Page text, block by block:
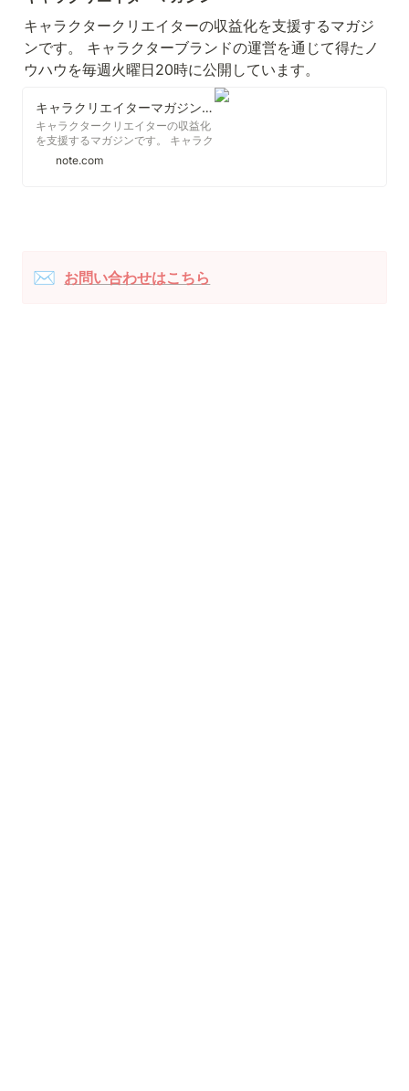
キャラクタークリエイターの収益化を支援するマガジ
ンです。 キャラクターブランドの運営を通じて得たノ
ウハウを毎週火曜日20時に公開しています。
キャラクリエイターマガジン｜合同会社インクルー｜note
キャラクタークリエイターの収益化
を支援するマガジンです。 キャラク
ターブランドの運営を通じて得たノ
note.com
✉️ お問い合わせはこちら